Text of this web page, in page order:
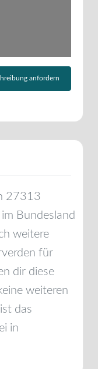
anfordern
27313
im Bundesland
weitere
für
dir diese
weiteren
das
in